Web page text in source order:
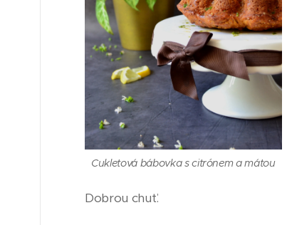
Cukletová bábovka s citrónem a mátou
Dobrou chuť.